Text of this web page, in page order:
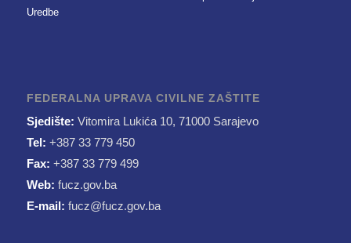
Uredbe
FEDERALNA UPRAVA CIVILNE ZAŠTITE
Sjedište: Vitomira Lukića 10, 71000 Sarajevo
Tel: +387 33 779 450
Fax: +387 33 779 499
Web: fucz.gov.ba
E-mail: fucz@fucz.gov.ba